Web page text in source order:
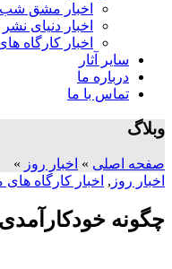
اخبار مشق شب
اخبار دنیای نشر
اخبار کارگاه
سایر آثار
درباره ما
تماس با ما
وبلاگ
صفحه اصلی » اخبار روز »
اخبار روز , اخبار کارگاه
چگونه